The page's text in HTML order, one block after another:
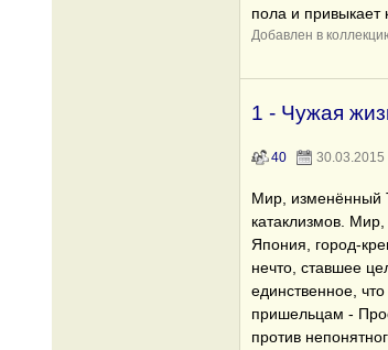
пола и привыкает
Добавлен в
1 - Чужая
40 30.03.2015
Мир, изменённый
катаклизмов.
Япония, город-
нечто, ставшее
единственное,
пришельцам -
против